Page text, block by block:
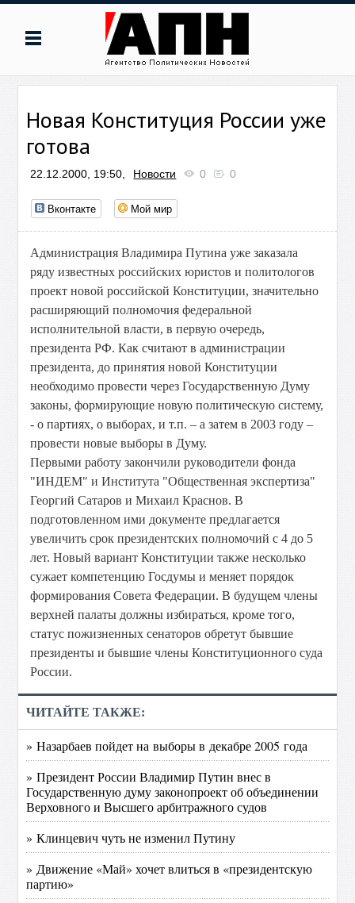
Новая Конституция России уже
готова
22.12.2000, 19:50, Новости 0 0
Вконтакте Мой мир
Администрация Владимира Путина уже заказала
ряду известных российских юристов и политологов
проект новой российской Конституции, значительно
расширяющий полномочия федеральной
исполнительной власти, в первую очередь,
президента РФ. Как считают в администрации
президента, до принятия новой Конституции
необходимо провести через Государственную Думу
законы, формирующие новую политическую систему,
- о партиях, о выборах, и т.п. – а затем в 2003 году –
провести новые выборы в Думу.
Первыми работу закончили руководители фонда
"ИНДЕМ" и Института "Общественная экспертиза"
Георгий Сатаров и Михаил Краснов. В
подготовленном ими документе предлагается
увеличить срок президентских полномочий с 4 до 5
лет. Новый вариант Конституции также несколько
сужает компетенцию Госдумы и меняет порядок
формирования Совета Федерации. В будущем члены
верхней палаты должны избираться, кроме того,
статус пожизненных сенаторов обретут бывшие
президенты и бывшие члены Конституционного суда
России.
ЧИТАЙТЕ ТАКЖЕ:
» Назарбаев пойдет на выборы в декабре 2005 года
» Президент России Владимир Путин внес в
Государственную думу законопроект об объединении
Верховного и Высшего арбитражного судов
» Клинцевич чуть не изменил Путину
» Движение «Май» хочет влиться в «президентскую
партию»